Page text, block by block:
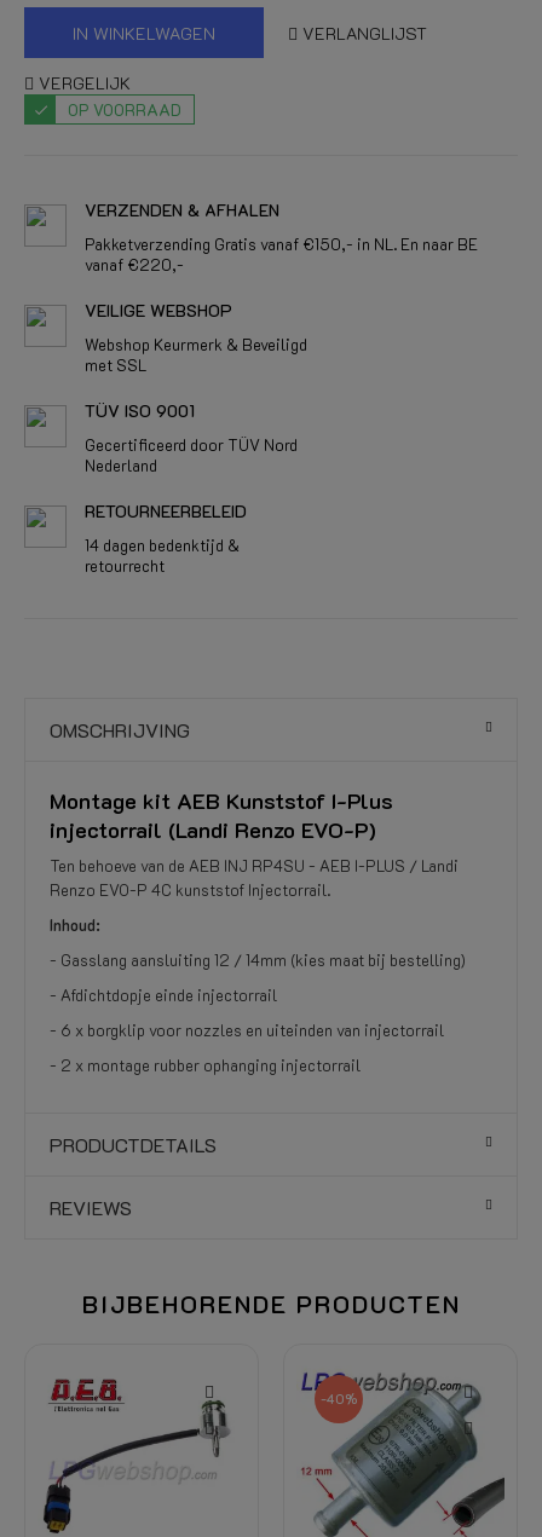
IN WINKELWAGEN VERLANGLIJST
VERGELIJK
OP VOORRAAD
VERZENDEN & AFHALEN
Pakketverzending Gratis vanaf €150,- in NL. En naar BE
vanaf €220,-
VEILIGE WEBSHOP
Webshop Keurmerk & Beveiligd
met SSL
TÜV ISO 9001
Gecertificeerd door TÜV Nord
Nederland
RETOURNEERBELEID
14 dagen bedenktijd &
retourrecht
OMSCHRIJVING
Montage kit AEB Kunststof I-Plus
injectorrail (Landi Renzo EVO-P)
Ten behoeve van de AEB INJ RP4SU - AEB I-PLUS / Landi
Renzo EVO-P 4C kunststof Injectorrail.
Inhoud:
- Gasslang aansluiting 12 / 14mm (kies maat bij bestelling)
- Afdichtdopje einde injectorrail
- 6 x borgklip voor nozzles en uiteinden van injectorrail
- 2 x montage rubber ophanging injectorrail
PRODUCTDETAILS
REVIEWS
BIJBEHORENDE PRODUCTEN
-40%